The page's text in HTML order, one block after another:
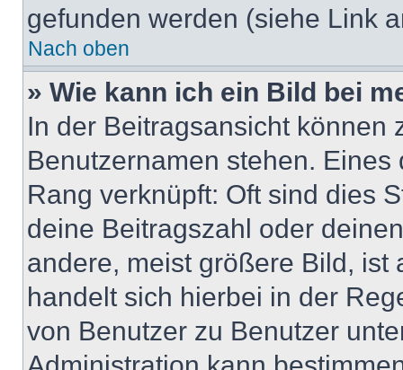
gefunden werden (siehe Link
Nach oben
» Wie kann ich ein Bild bei
In der Beitragsansicht können
Benutzernamen stehen.
Rang verknüpft: Oft sind dies
deine Beitragszahl oder
andere, meist größere Bild, ist
handelt sich hierbei in der
von Benutzer zu Benutzer